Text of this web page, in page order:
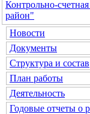
Контрольно-
район"
Новости
Документы
Структура и состав
План работы
Деятельность
Годовые отчеты о